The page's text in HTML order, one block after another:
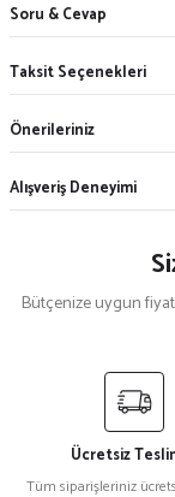
Soru & Cevap
Taksit Seçenekleri
Önerileriniz
Alışveriş Deneyimi
Bütçenize uygun
Bugatti 10 Titanyum
₺ 119.971
Ücretsiz
Tüm siparişleriniz